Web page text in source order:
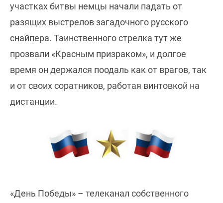
участках битвы немцы начали падать от
разящих выстрелов загадочного русского
снайпера. Таинственного стрелка тут же
прозвали «Красным призраком», и долгое
время он держался поодаль как от врагов, так
и от своих соратников, работая винтовкой на
дистанции.
«День Победы» – телеканал собственного